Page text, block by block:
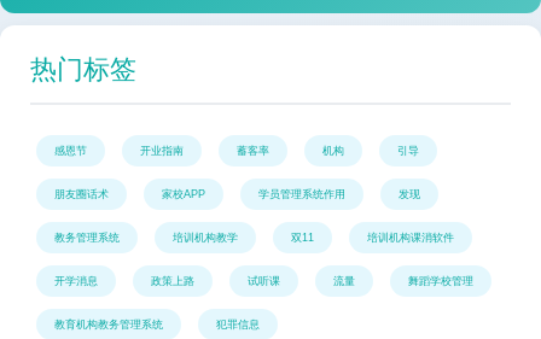
热门标签
感恩节 开业指南 蓄客率 机构 引导
朋友圈话术 家校APP 学员管理系统作用 发现
教务管理系统 培训机构教学 双11 培训机构课消软件
开学消息 政策上路 试听课 流量 舞蹈学校管理
教育机构教务管理系统 犯罪信息